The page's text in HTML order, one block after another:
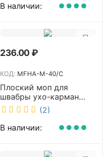
В наличии:
236.00₽
КОД: MFHA-M-40/C
Плоский моп для
швабры ухо-карман
белый 40 см NV MFHA-
M-40/C
(2)
В наличии: